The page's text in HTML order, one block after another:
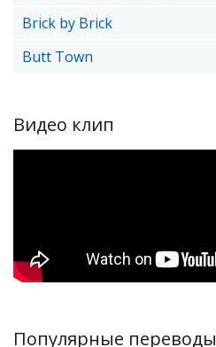
Brick by Brick
Butt Town
Видео клип
Популярные переводы